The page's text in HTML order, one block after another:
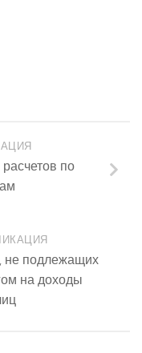
по
не подлежащих
на доходы